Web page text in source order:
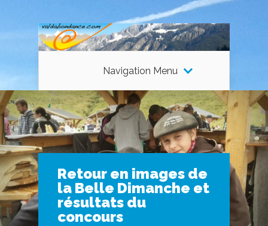
Navigation Menu
Retour en images de
la Belle Dimanche et
résultats du
concours